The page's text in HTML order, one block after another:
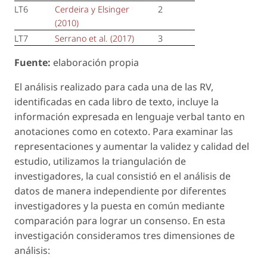
LT6
Cerdeira y Elsinger
(2010)
2
LT7 Serrano et al. (2017) 3
Fuente: elaboración propia
El análisis realizado para cada una de las RV,
identificadas en cada libro de texto, incluye la
información expresada en lenguaje verbal tanto en
anotaciones como en cotexto. Para examinar las
representaciones y aumentar la validez y calidad del
estudio, utilizamos la triangulación de
investigadores, la cual consistió en el análisis de
datos de manera independiente por diferentes
investigadores y la puesta en común mediante
comparación para lograr un consenso. En esta
investigación consideramos tres dimensiones de
análisis: